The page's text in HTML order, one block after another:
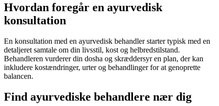
Hvordan foregår en ayurvedisk
konsultation
En konsultation med en ayurvedisk behandler starter typisk med en
detaljeret samtale om din livsstil, kost og helbredstilstand.
Behandleren vurderer din dosha og skræddersyr en plan, der kan
inkludere kostændringer, urter og behandlinger for at genoprette
balancen.
Find ayurvediske behandlere nær dig